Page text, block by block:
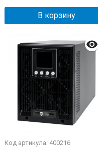
В корзину
Код артикула: 400216